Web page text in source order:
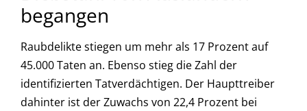
begangen
Raubdelikte stiegen um mehr als 17 Prozent auf
45.000 Taten an. Ebenso stieg die Zahl der
identifizierten Tatverdächtigen. Der Haupttreiber
dahinter ist der Zuwachs von 22,4 Prozent bei